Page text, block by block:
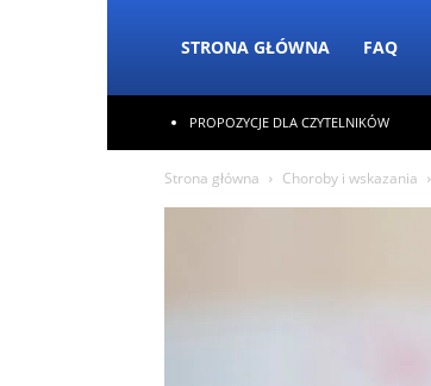
STRONA GŁÓWNA FAQ
PROPOZYCJE DLA CZYTELNIKÓW
Strona główna Choroby i wskazania